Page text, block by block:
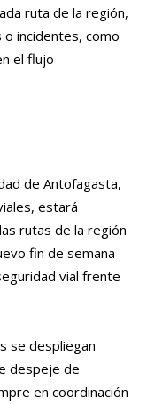
ruta de la región,
incidentes, como
el flujo
de Antofagasta,
estará
rutas de la región
fin de semana
vial frente
se despliegan
despeje de
en coordinación